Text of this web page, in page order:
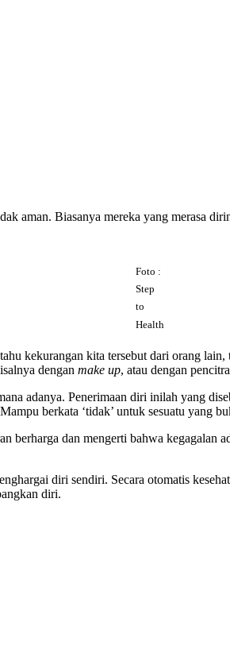
aman. Biasanya mereka yang merasa
Foto :
Step
to
Health
kekurangan kita tersebut dari orang
dengan make up, atau dengan
adanya. Penerimaan diri inilah yang
berkata ‘tidak’ untuk sesuatu yang
berharga dan mengerti bahwa
diri sendiri. Secara otomatis
diri.